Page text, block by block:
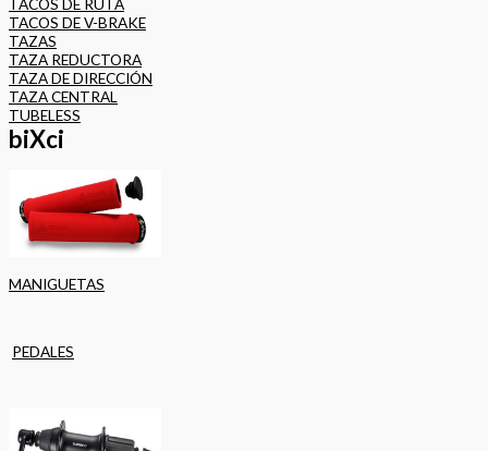
TACOS DE RUTA
TACOS DE V-BRAKE
TAZAS
TAZA REDUCTORA
TAZA DE DIRECCIÓN
TAZA CENTRAL
TUBELESS
biXci
MANIGUETAS
PEDALES